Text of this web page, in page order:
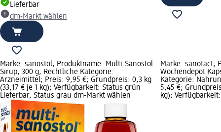
Lieferbar
dm-Markt wählen
Marke: sanostol; Produktname: Multi-Sanostol
Sirup, 300 g; Rechtliche Kategorie:
Arzneimittel; Preis: 9,95 €; Grundpreis: 0,3 kg
(33,17 € je 1 kg); Verfügbarkeit: Status grün
Lieferbar, Status grau dm-Markt wählen
Marke: sanotact;
Wochendepot
Kategorie:
5,45 €;
kg);